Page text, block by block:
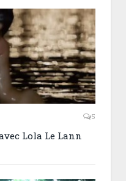
5
Lola Le Lann